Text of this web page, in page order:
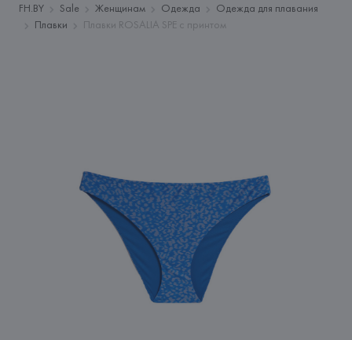
FH.BY Sale Женщинам Одежда
Одежда для плавания
Плавки
Плавки ROSALIA SPE с принтом